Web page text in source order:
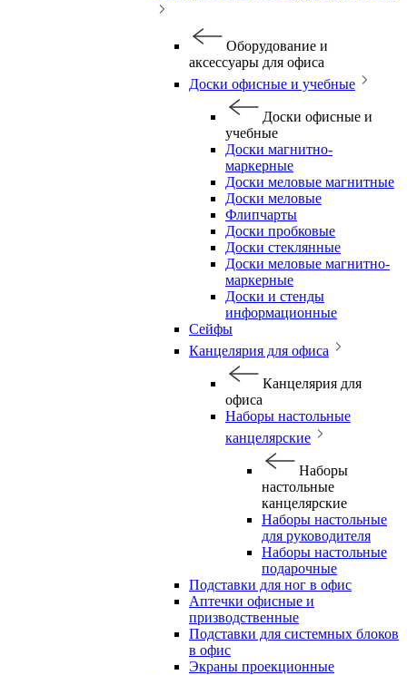
Оборудование и
аксессуары для офиса
Доски офисные и учебные
Доски офисные и
учебные
Доски магнитно-
маркерные
Доски меловые магнитные
Доски меловые
Флипчарты
Доски пробковые
Доски стеклянные
Доски меловые магнитно-
маркерные
Доски и стенды
информационные
Сейфы
Канцелярия для офиса
Канцелярия для
офиса
Наборы настольные
канцелярские
Наборы
настольные
канцелярские
Наборы настольные
для руководителя
Наборы настольные
подарочные
Подставки для ног в офис
Аптечки офисные и
призводственные
Подставки для системных блоков
в офис
Экраны проекционные